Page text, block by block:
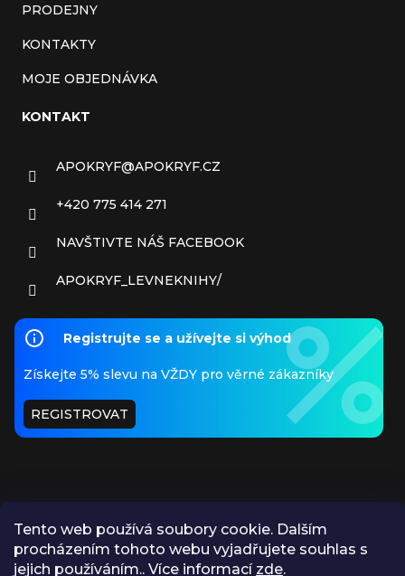
Tento web používá soubory cookie. Dalším
procházením tohoto webu vyjadřujete souhlas s
jejich používáním.. Více informací zde.
PRODEJNY
KONTAKTY
MOJE OBJEDNÁVKA
KONTAKT
APOKRYF@APOKRYF.CZ
+420 775 414 271
NAVŠTIVTE NÁŠ FACEBOOK
APOKRYF_LEVNEKNIHY/
Registrujte se a užívejte si výhod
Získejte 5% slevu na VŽDY pro věrné zákazníky
REGISTROVAT
PŘIJÍMÁME ONLINE PLATBY